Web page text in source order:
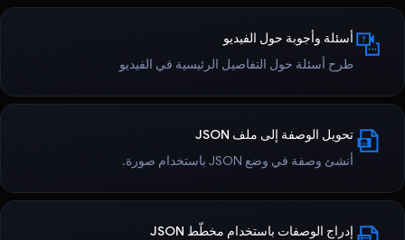
أسئلة وأجوبة حول الفيديو
طرح أسئلة حول التفاصيل الرئيسية في الفيديو
تحويل الوصفة إلى ملف JSON
أنشئ وصفة في وضع JSON باستخدام صورة.
إدراج الوصفات باستخدام مخطّط JSON